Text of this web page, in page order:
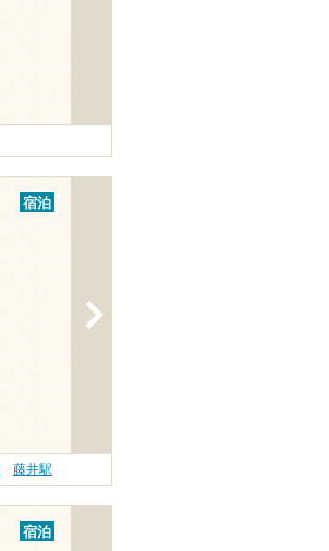
宿泊
藤井駅
宿泊